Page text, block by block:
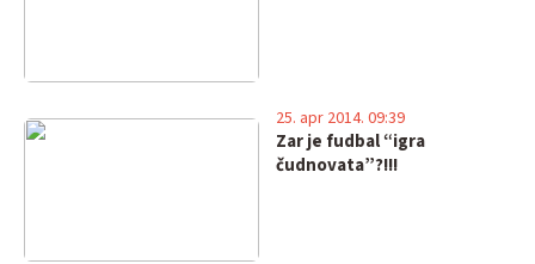
Zar je fudbal “igra
čudnovata”?!!!
25. apr 2014. 09:39